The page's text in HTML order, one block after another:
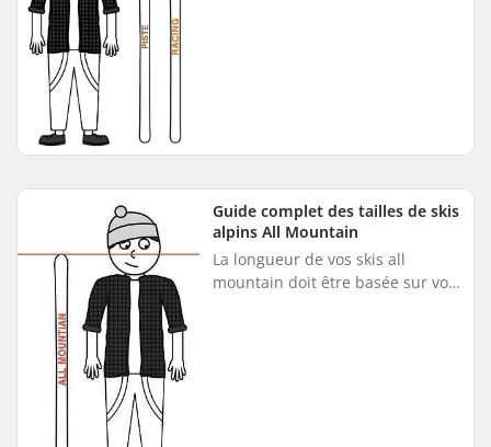
Guide complet des tailles de skis
alpins All Mountain
La longueur de vos skis all
mountain doit être basée sur vos